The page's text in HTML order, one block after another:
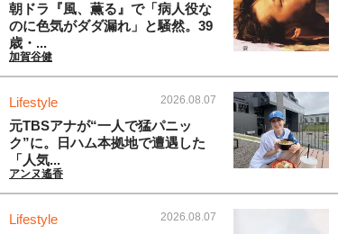
朝ドラ『風、薫る』で「病人役な
のに色気がダダ漏れ」と騒然。39
歳・...
加賀谷健
Lifestyle 2026.08.07
元TBSアナが“一人で猛パニッ
ク”に。日ハム本拠地で遭遇した
「人気...
アンヌ遙香
Lifestyle 2026.08.07